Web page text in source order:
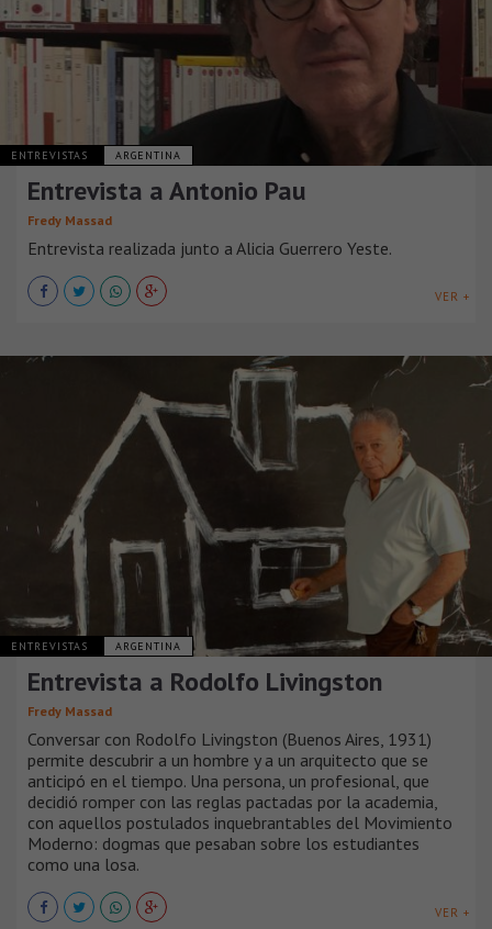
ENTREVISTAS ARGENTINA
Entrevista a Antonio Pau
Fredy Massad
Entrevista realizada junto a Alicia Guerrero Yeste.
VER +
ENTREVISTAS ARGENTINA
Entrevista a Rodolfo Livingston
Fredy Massad
Conversar con Rodolfo Livingston (Buenos Aires, 1931)
permite descubrir a un hombre y a un arquitecto que se
anticipó en el tiempo. Una persona, un profesional, que
decidió romper con las reglas pactadas por la academia,
con aquellos postulados inquebrantables del Movimiento
Moderno: dogmas que pesaban sobre los estudiantes
como una losa.
VER +